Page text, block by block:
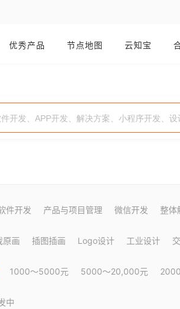
优秀产品 节点地图 云知宝
件开发 产品与项目管理 微信开发 整体
原画 插图插画 Logo设计 工业设计
1000～5000元 5000～20,000元
中